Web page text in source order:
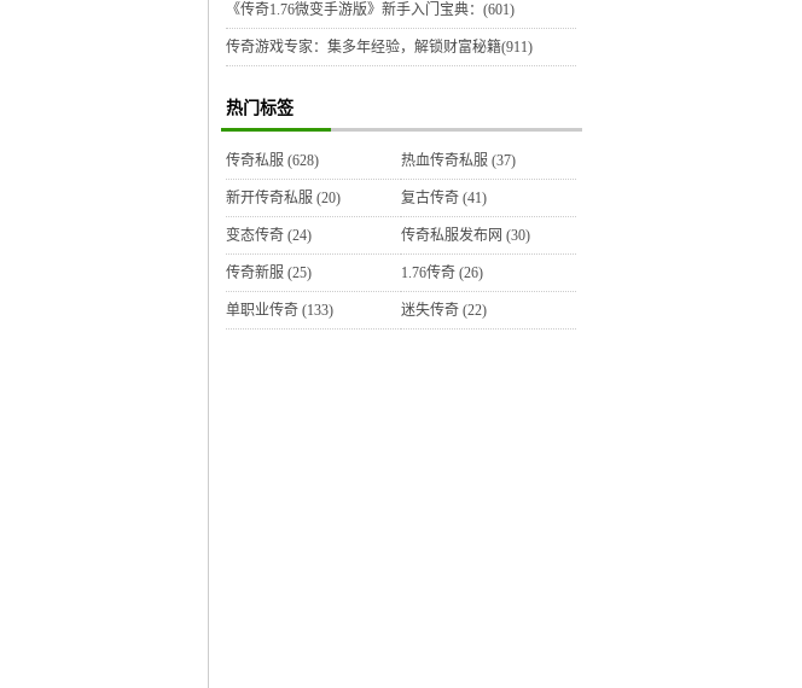
《传奇1.76微变手游版》新手入门宝典：(601)
传奇游戏专家：集多年经验，解锁财富秘籍(911)
热门标签
传奇私服 (628) 热血传奇私服 (37)
新开传奇私服 (20) 复古传奇 (41)
变态传奇 (24) 传奇私服发布网 (30)
传奇新服 (25) 1.76传奇 (26)
单职业传奇 (133) 迷失传奇 (22)